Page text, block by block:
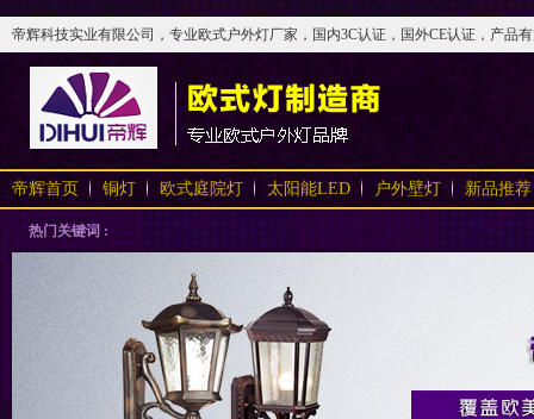
帝辉科技实业有限公司，专业欧式户外灯厂家，国内3C认证，国外CE认证，产
帝辉首页 铜灯 欧式庭院灯 太阳能LED 户外壁灯 新品推荐
热门关键词 :